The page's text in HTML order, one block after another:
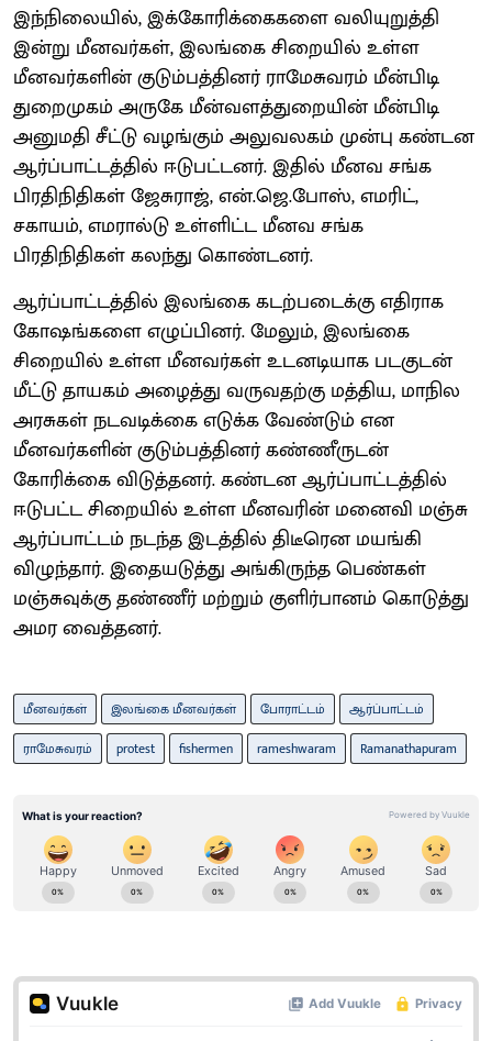
இந்நிலையில், இக்கோரிக்கைகளை வலியுறுத்தி
இன்று மீனவர்கள், இலங்கை சிறையில் உள்ள
மீனவர்களின் குடும்பத்தினர் ராமேசுவரம் மீன்பிடி
துறைமுகம் அருகே மீன்வளத்துறையின் மீன்பிடி
அனுமதி சீட்டு வழங்கும் அலுவலகம் முன்பு கண்டன
ஆர்ப்பாட்டத்தில் ஈடுபட்டனர். இதில் மீனவ சங்க
பிரதிநிதிகள் ஜேசுராஜ், என்.ஜெ.போஸ், எமரிட்,
சகாயம், எமரால்டு உள்ளிட்ட மீனவ சங்க
பிரதிநிதிகள் கலந்து கொண்டனர்.
ஆர்ப்பாட்டத்தில் இலங்கை கடற்படைக்கு எதிராக
கோஷங்களை எழுப்பினர். மேலும், இலங்கை
சிறையில் உள்ள மீனவர்கள் உடனடியாக படகுடன்
மீட்டு தாயகம் அழைத்து வருவதற்கு மத்திய, மாநில
அரசுகள் நடவடிக்கை எடுக்க வேண்டும் என
மீனவர்களின் குடும்பத்தினர் கண்ணீருடன்
கோரிக்கை விடுத்தனர். கண்டன ஆர்ப்பாட்டத்தில்
ஈடுபட்ட சிறையில் உள்ள மீனவரின் மனைவி மஞ்சு
ஆர்ப்பாட்டம் நடந்த இடத்தில் திடீரென மயங்கி
விழுந்தார். இதையடுத்து அங்கிருந்த பெண்கள்
மஞ்சுவுக்கு தண்ணீர் மற்றும் குளிர்பானம் கொடுத்து
அமர வைத்தனர்.
மீனவர்கள் இலங்கை மீனவர்கள் போராட்டம்
ஆர்ப்பாட்டம்
ராமேசுவரம்
protest fishermen rameshwaram Ramanathapuram